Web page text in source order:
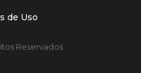
de Uso
Reservados